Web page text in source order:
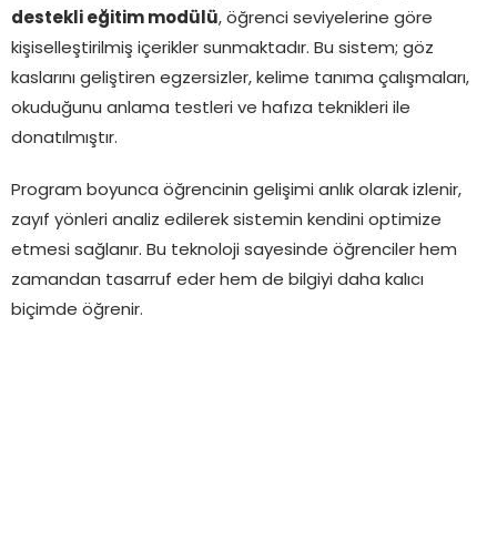
destekli eğitim modülü, öğrenci seviyelerine göre
kişiselleştirilmiş içerikler sunmaktadır. Bu sistem; göz
kaslarını geliştiren egzersizler, kelime tanıma çalışmaları,
okuduğunu anlama testleri ve hafıza teknikleri ile
donatılmıştır.
Program boyunca öğrencinin gelişimi anlık olarak izlenir,
zayıf yönleri analiz edilerek sistemin kendini optimize
etmesi sağlanır. Bu teknoloji sayesinde öğrenciler hem
zamandan tasarruf eder hem de bilgiyi daha kalıcı
biçimde öğrenir.